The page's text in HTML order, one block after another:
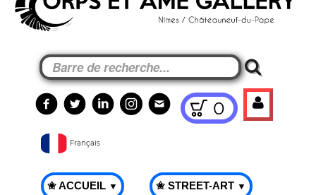
0
Français
✬ ACCUEIL ▼ ✬ STREET-ART ▼